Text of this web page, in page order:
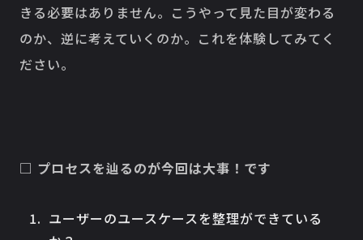
きる必要はありません。こうやって見た目が変わる
のか、逆に考えていくのか。これを体験してみてく
ださい。
□ プロセスを辿るのが今回は大事！です
ユーザーのユースケースを整理ができている